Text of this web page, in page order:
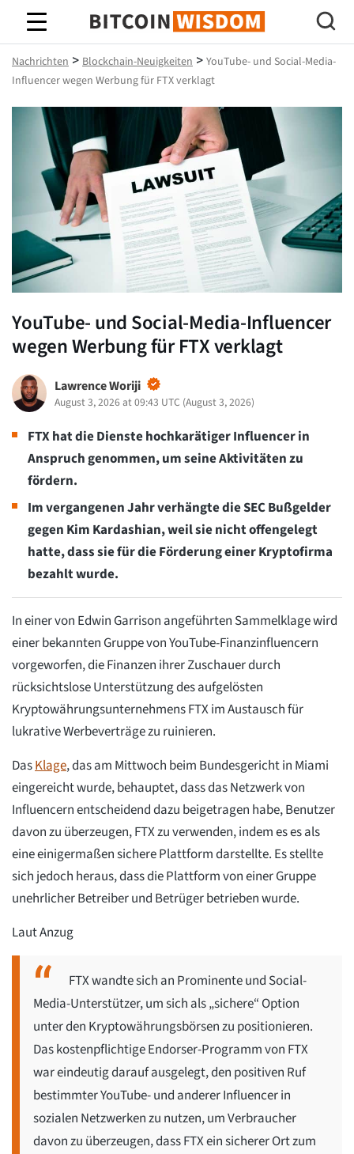
Bitcoin-Weisheit
Nachrichten > Blockchain-Neuigkeiten > YouTube- und Social-Media-
Influencer wegen Werbung für FTX verklagt
YouTube- und Social-Media-Influencer
wegen Werbung für FTX verklagt
Lawrence Woriji
August 3, 2026 at 09:43 UTC (August 3, 2026)
FTX hat die Dienste hochkarätiger Influencer in
Anspruch genommen, um seine Aktivitäten zu
fördern.
Im vergangenen Jahr verhängte die SEC Bußgelder
gegen Kim Kardashian, weil sie nicht offengelegt
hatte, dass sie für die Förderung einer Kryptofirma
bezahlt wurde.
In einer von Edwin Garrison angeführten Sammelklage wird
einer bekannten Gruppe von YouTube-Finanzinfluencern
vorgeworfen, die Finanzen ihrer Zuschauer durch
rücksichtslose Unterstützung des aufgelösten
Kryptowährungsunternehmens FTX im Austausch für
lukrative Werbeverträge zu ruinieren.
DasKlage, das am Mittwoch beim Bundesgericht in Miami
eingereicht wurde, behauptet, dass das Netzwerk von
Influencern entscheidend dazu beigetragen habe, Benutzer
davon zu überzeugen, FTX zu verwenden, indem es es als
eine einigermaßen sichere Plattform darstellte. Es stellte
sich jedoch heraus, dass die Plattform von einer Gruppe
unehrlicher Betreiber und Betrüger betrieben wurde.
Laut Anzug
FTX wandte sich an Prominente und Social-
Media-Unterstützer, um sich als „sichere“ Option
unter den Kryptowährungsbörsen zu positionieren.
Das kostenpflichtige Endorser-Programm von FTX
war eindeutig darauf ausgelegt, den positiven Ruf
bestimmter YouTube- und anderer Influencer in
sozialen Netzwerken zu nutzen, um Verbraucher
davon zu überzeugen, dass FTX ein sicherer Ort zum